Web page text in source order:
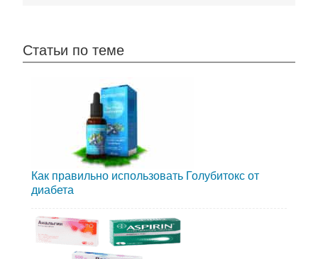
Статьи по теме
Как правильно использовать Голубитокс от
диабета